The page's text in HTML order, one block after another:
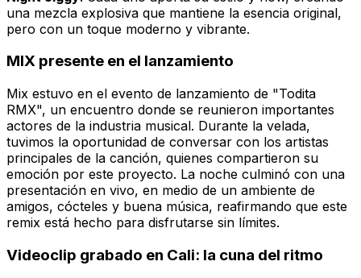
una mezcla explosiva que mantiene la esencia original,
pero con un toque moderno y vibrante.
MIX presente en el lanzamiento
Mix estuvo en el evento de lanzamiento de "Todita
RMX", un encuentro donde se reunieron importantes
actores de la industria musical. Durante la velada,
tuvimos la oportunidad de conversar con los artistas
principales de la canción, quienes compartieron su
emoción por este proyecto. La noche culminó con una
presentación en vivo, en medio de un ambiente de
amigos, cócteles y buena música, reafirmando que este
remix está hecho para disfrutarse sin límites.
Videoclip grabado en Cali: la cuna del ritmo